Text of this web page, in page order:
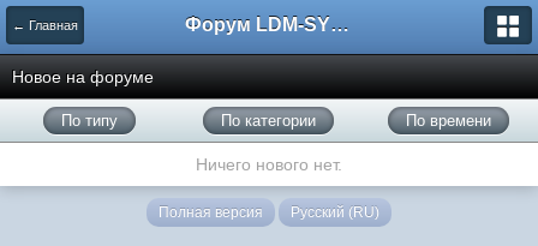
← Главная Форум LDM-SYSTEMS
Новое на форуме
По типу По категории По времени
Ничего нового нет.
Полная версия Русский (RU)